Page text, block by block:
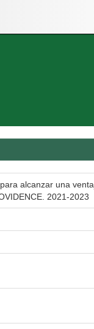
alcanzar una
2021-2023